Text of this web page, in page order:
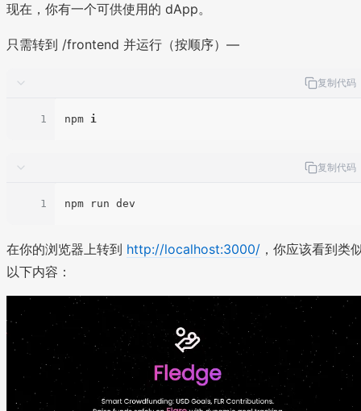
现在，你有一个可供使用的 dApp。
只需转到 /frontend 并运行（按顺序）—
复制代码
1 npm i
复制代码
1
在你的浏览器上转到 http://localhost:3000/ ，你应该看到类
以下内容：